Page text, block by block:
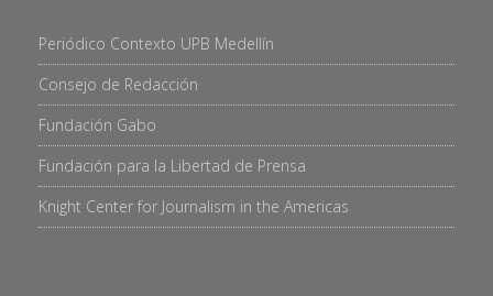
Periódico Contexto UPB Medellín
Consejo de Redacción
Fundación Gabo
Fundación para la Libertad de Prensa
Knight Center for Journalism in the Americas